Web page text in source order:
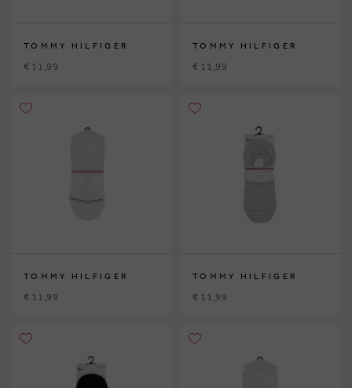
TOMMY HILFIGER
€ 11,99
TOMMY HILFIGER
€ 11,99
TOMMY HILFIGER
€ 11,99
TOMMY HILFIGER
€ 11,99